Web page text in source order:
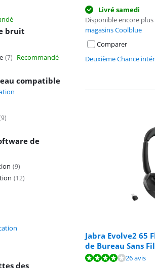
bruit
(7) Recommandé
compatible
9)
de
(9)
(12)
des
Livré samedi
Disponible encore
magasins Coolblue
Comparer
Deuxième Chance
Jabra Evolve2 65
de Bureau Sans Fil
La note est de 8,4 sur
26 avis
La note est de 8,3 sur
La note est de 8,4 sur